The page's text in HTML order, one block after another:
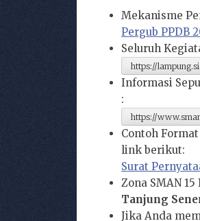
Mekanisme
Pergub PPDB
Seluruh
https://
Informasi
:
https://
Contoh
link berikut:
Surat
Zona SMAN
Tanjung
Jika Anda